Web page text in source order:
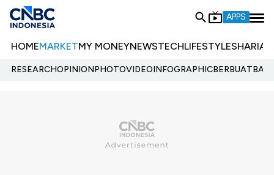
APPS
HOMEMARKETMY MONEYNEWSTECHLIFESTYLESHARIA
RESEARCHOPINIONPHOTOVIDEOINFOGRAPHIC